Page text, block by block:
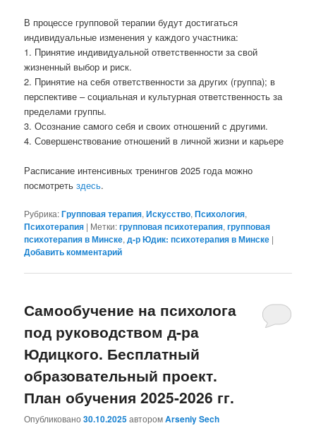
В процессе групповой терапии будут достигаться
индивидуальные изменения у каждого участника:
1. Принятие индивидуальной ответственности за свой
жизненный выбор и риск.
2. Принятие на себя ответственности за других (группа); в
перспективе – социальная и культурная ответственность за
пределами группы.
3. Осознание самого себя и своих отношений с другими.
4. Совершенствование отношений в личной жизни и карьере
Расписание интенсивных тренингов 2025 года можно
посмотретьздесь.
Рубрика:Групповая терапия,Искусство,Психология,
Психотерапия | Метки:групповая психотерапия,групповая
психотерапия в Минске,д-р Юдик: психотерапия в Минске |
Добавить комментарий
Самообучение на психолога
под руководством д-ра
Юдицкого. Бесплатный
образовательный проект.
План обучения 2025-2026 гг.
Опубликовано30.10.2025авторомArseniy Sech